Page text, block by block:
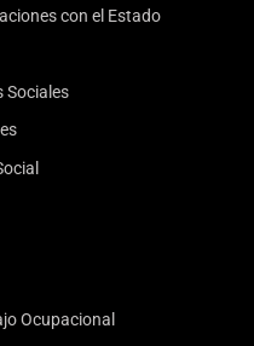
con el Estado
Sociales
Ocupacional